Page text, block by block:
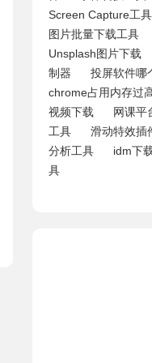
Screen Capture工具
图片批量下载工具
Unsplash图片下载
制器
投屏软件哪
chrome占用内存过
视频下载
网课平
工具
滑动特效插
分析工具
idm下
具